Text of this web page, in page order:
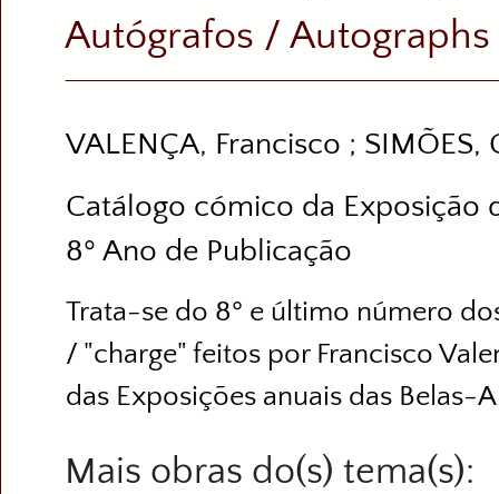
Autógrafos / Autographs
VALENÇA, Francisco ; SIMÕES,
Catálogo cómico da Exposição
8º Ano de Publicação
Trata-se do 8º e último número
/ "charge" feitos por Francisco
das Exposições anuais das Belas-
Mais obras do(s)